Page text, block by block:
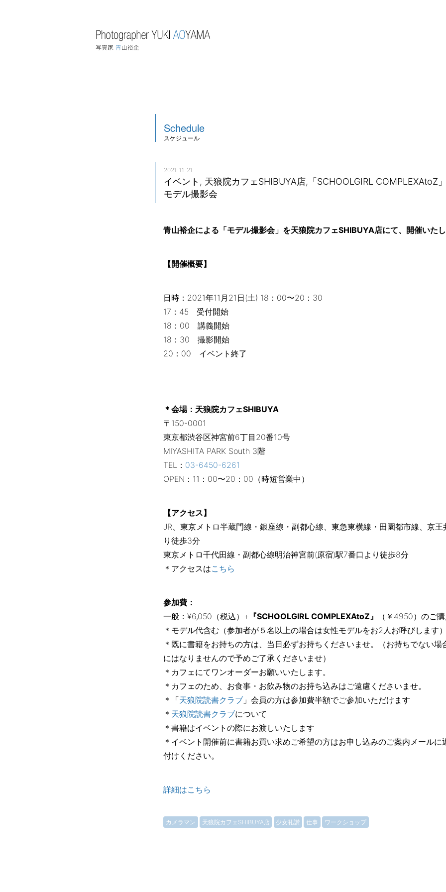
Schedule
スケジュール
2021-11-21
イベント, 天狼院カフェSHIBUYA店,「SCHOOLGIRL COMPLEXAtoZ
モデル撮影会
青山裕企による「モデル撮影会」を天狼院カフェSHIBUYA店にて、開催いた
【開催概要】
日時：2021年11月21日(土) 18：00〜20：30
17：45 受付開始
18：00 講義開始
18：30 撮影開始
20：00 イベント終了
＊会場：天狼院カフェSHIBUYA
〒150-0001
東京都渋谷区神宮前6丁目20番10号
MIYASHITA PARK South 3階
TEL： 03-6450-6261
OPEN：11：00〜20：00（時短営業中）
【アクセス】
JR、東京メトロ半蔵門線・銀座線・副都心線、東急東横線・田園都市線、京
り徒歩3分
東京メトロ千代田線・副都心線明治神宮前(原宿)駅7番口より徒歩8分
＊アクセスはこちら
参加費：
一般：¥6,050（税込）+ 『SCHOOLGIRL COMPLEXAtoZ』
（￥4950）のご
＊モデル代含む（参加者が５名以上の場合は女性モデルをお2人お呼びします
＊既に書籍をお持ちの方は、当日必ずお持ちくださいませ。（お持ちでない場
にはなりませんので予めご了承くださいませ）
＊カフェにてワンオーダーお願いいたします。
＊カフェのため、お食事・お飲み物のお持ち込みはご遠慮くださいませ。
＊「天狼院読書クラブ 」会員の方は参加費半額でご参加いただけます
＊ 天狼院読書クラブについて
＊書籍はイベントの際にお渡しいたします
＊イベント開催前に書籍お買い求めご希望の方はお申し込みのご案内メールに
付けください。
詳細はこちら
カメラマン 天狼院カフェSHIBUYA店 少女礼讃 仕事 ワークショップ